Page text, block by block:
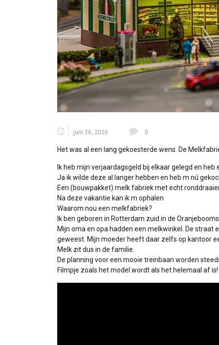
juni 26, 2026 0
Het was al een lang gekoesterde wens. De
Ik heb mijn verjaardagsgeld bij elkaar gelegd en
Ja ik wilde deze al langer hebben en heb m nú
Een (bouwpakket) melk fabriek met echt
Na deze vakantie kan ik m ophalen
Waarom nou een melkfabriek?
Ik ben geboren in Rotterdam zuid in de
Mijn oma en opa hadden een melkwinkel. De
geweest. Mijn moeder heeft daar zelfs op kantoor
Melk zit dus in de familie.
De planning voor een mooie treinbaan worden
Filmpje zoals het model wordt als het helemaal af is!